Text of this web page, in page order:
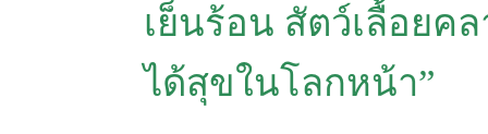
เย็นร้อน สัตว์เลื้อยค
ได้สุขในโลกหน้า”